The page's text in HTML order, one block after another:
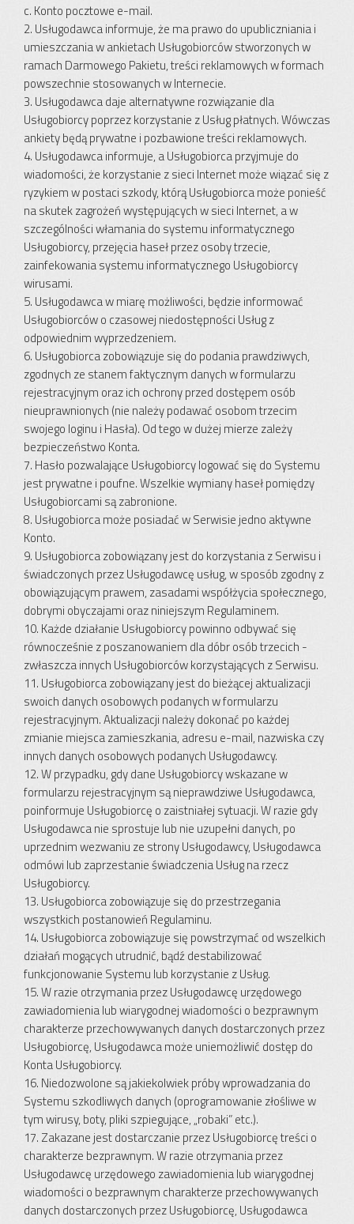
c. Konto pocztowe e-mail.
2. Usługodawca informuje, że ma prawo do upubliczniania i
umieszczania w ankietach Usługobiorców stworzonych w
ramach Darmowego Pakietu, treści reklamowych w formach
powszechnie stosowanych w Internecie.
3. Usługodawca daje alternatywne rozwiązanie dla
Usługobiorcy poprzez korzystanie z Usług płatnych. Wówczas
ankiety będą prywatne i pozbawione treści reklamowych.
4. Usługodawca informuje, a Usługobiorca przyjmuje do
wiadomości, że korzystanie z sieci Internet może wiązać się z
ryzykiem w postaci szkody, którą Usługobiorca może ponieść
na skutek zagrożeń występujących w sieci Internet, a w
szczególności włamania do systemu informatycznego
Usługobiorcy, przejęcia haseł przez osoby trzecie,
zainfekowania systemu informatycznego Usługobiorcy
wirusami.
5. Usługodawca w miarę możliwości, będzie informować
Usługobiorców o czasowej niedostępności Usług z
odpowiednim wyprzedzeniem.
6. Usługobiorca zobowiązuje się do podania prawdziwych,
zgodnych ze stanem faktycznym danych w formularzu
rejestracyjnym oraz ich ochrony przed dostępem osób
nieuprawnionych (nie należy podawać osobom trzecim
swojego loginu i Hasła). Od tego w dużej mierze zależy
bezpieczeństwo Konta.
7. Hasło pozwalające Usługobiorcy logować się do Systemu
jest prywatne i poufne. Wszelkie wymiany haseł pomiędzy
Usługobiorcami są zabronione.
8. Usługobiorca może posiadać w Serwisie jedno aktywne
Konto.
9. Usługobiorca zobowiązany jest do korzystania z Serwisu i
świadczonych przez Usługodawcę usług, w sposób zgodny z
obowiązującym prawem, zasadami współżycia społecznego,
dobrymi obyczajami oraz niniejszym Regulaminem.
10. Każde działanie Usługobiorcy powinno odbywać się
równocześnie z poszanowaniem dla dóbr osób trzecich -
zwłaszcza innych Usługobiorców korzystających z Serwisu.
11. Usługobiorca zobowiązany jest do bieżącej aktualizacji
swoich danych osobowych podanych w formularzu
rejestracyjnym. Aktualizacji należy dokonać po każdej
zmianie miejsca zamieszkania, adresu e-mail, nazwiska czy
innych danych osobowych podanych Usługodawcy.
12. W przypadku, gdy dane Usługobiorcy wskazane w
formularzu rejestracyjnym są nieprawdziwe Usługodawca,
poinformuje Usługobiorcę o zaistniałej sytuacji. W razie gdy
Usługodawca nie sprostuje lub nie uzupełni danych, po
uprzednim wezwaniu ze strony Usługodawcy, Usługodawca
odmówi lub zaprzestanie świadczenia Usług na rzecz
Usługobiorcy.
13. Usługobiorca zobowiązuje się do przestrzegania
wszystkich postanowień Regulaminu.
14. Usługobiorca zobowiązuje się powstrzymać od wszelkich
działań mogących utrudnić, bądź destabilizować
funkcjonowanie Systemu lub korzystanie z Usług.
15. W razie otrzymania przez Usługodawcę urzędowego
zawiadomienia lub wiarygodnej wiadomości o bezprawnym
charakterze przechowywanych danych dostarczonych przez
Usługobiorcę, Usługodawca może uniemożliwić dostęp do
Konta Usługobiorcy.
16. Niedozwolone są jakiekolwiek próby wprowadzania do
Systemu szkodliwych danych (oprogramowanie złośliwe w
tym wirusy, boty, pliki szpiegujące, „robaki” etc.).
17. Zakazane jest dostarczanie przez Usługobiorcę treści o
charakterze bezprawnym. W razie otrzymania przez
Usługodawcę urzędowego zawiadomienia lub wiarygodnej
wiadomości o bezprawnym charakterze przechowywanych
danych dostarczonych przez Usługobiorcę, Usługodawca